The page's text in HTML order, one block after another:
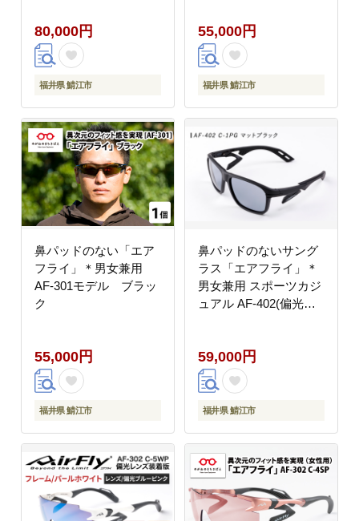
80,000円
福井県 鯖江市
ラー
55,000円
福井県 鯖江市
鼻パッドのない「エア
フライ」＊男女兼用
AF-301モデル ブラッ
ク
55,000円
福井県 鯖江市
鼻パッドのないサング
ラス「エアフライ」＊
男女兼用 スポーツカジ
ュアル AF-402(偏光レ
59,000円
福井県 鯖江市